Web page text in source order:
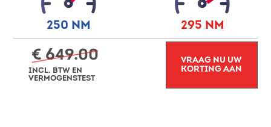
250 NM 295 NM
€ 649.00
INCL. BTW EN
VERMOGENSTEST
VRAAG NU UW
KORTING AAN